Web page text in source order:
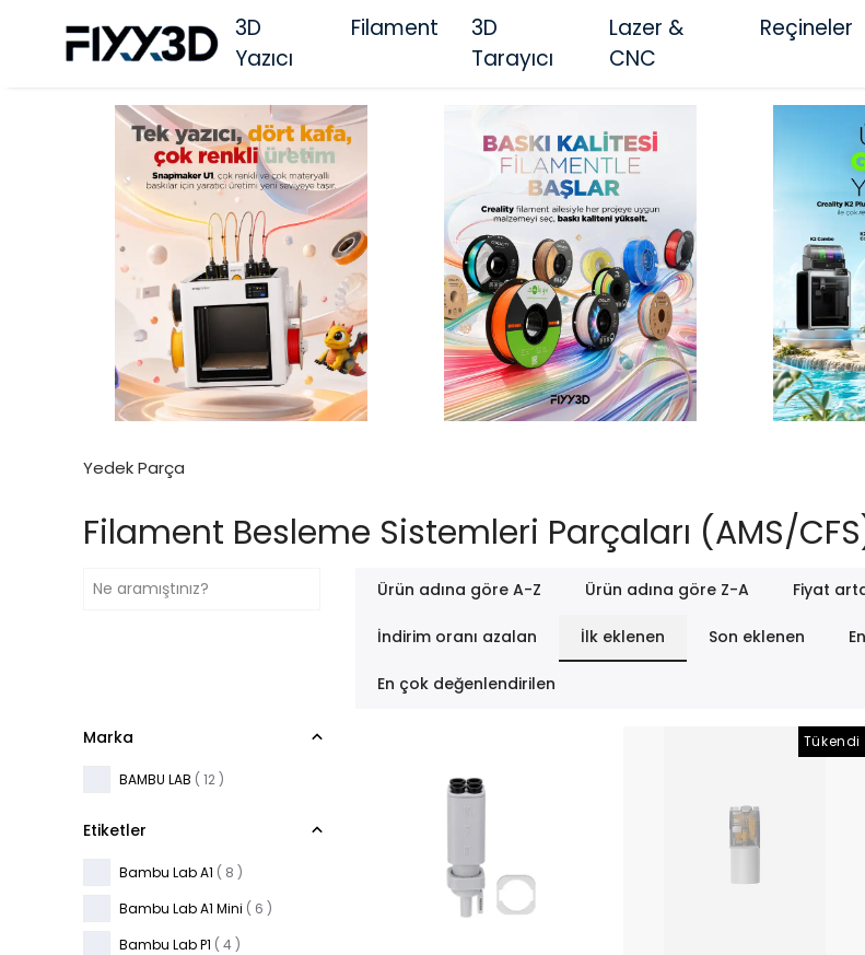
3D
Yazıcı
Filament
3D
Tarayıcı
Lazer &
CNC
Reçineler
Yedek Parça
Filament Besleme Sistemleri Parçaları (AMS/
Ürün adına göre A-Z Ürün adına göre Z-A Fiyat
İndirim oranı azalan İlk eklenen Son eklenen
En çok değenlendirilen
Marka
BAMBU LAB ( 12 )
Etiketler
Bambu Lab A1 ( 8 )
Bambu Lab A1 Mini ( 6 )
Bambu Lab P1 ( 4 )
Tükendi